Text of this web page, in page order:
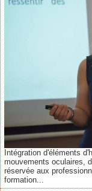
Intégration d'éléments
mouvements oculaires,
réservée aux
formation...